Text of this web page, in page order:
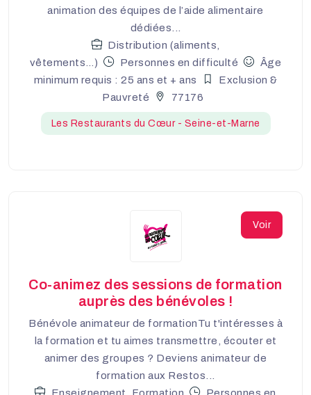
animation des équipes de l’aide alimentaire
dédiées...
Distribution (aliments,
vêtements…)
Personnes en difficulté
Âge
minimum requis : 25 ans et + ans
Exclusion &
Pauvreté
77176
Les Restaurants du Cœur - Seine-et-Marne
Voir
Co-animez des sessions de formation
auprès des bénévoles !
Bénévole animateur de formationTu t'intéresses à
la formation et tu aimes transmettre, écouter et
animer des groupes ? Deviens animateur de
formation aux Restos...
Enseignement, Formation
Personnes en